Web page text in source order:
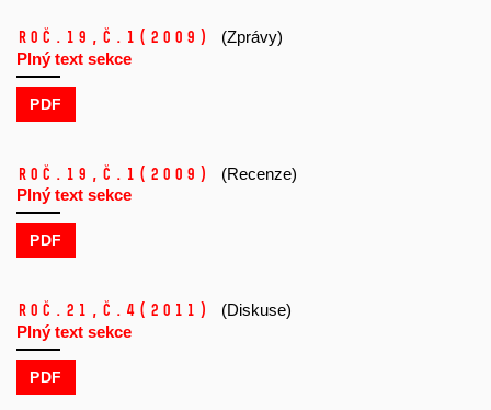
Roč.19, č.1 (2009)
(Zprávy)
Plný text sekce
PDF
Roč.19, č.1 (2009)
(Recenze)
Plný text sekce
PDF
Roč.21, č.4 (2011)
(Diskuse)
Plný text sekce
PDF